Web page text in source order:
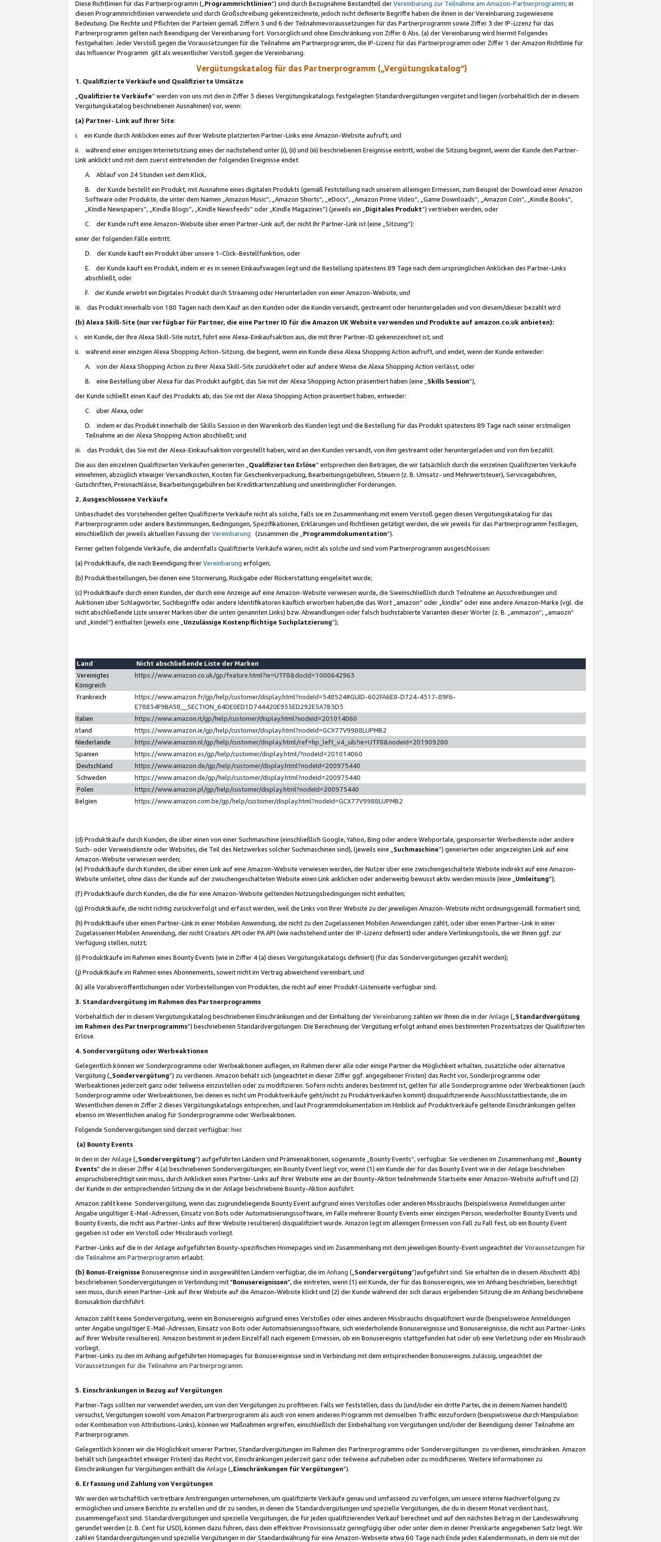
Diese Richtlinien für das Partnerprogramm („Programmrichtlinien“) sind durch Bezugnahme Bestandteil derVereinbarung zur Teilnahme am Amazon-Partnerprogramm; in
diesen Programmrichtlinien verwendete und durch Großschreibung gekennzeichnete, jedoch nicht definierte Begriffe haben die ihnen in der Vereinbarung zugewiesene
Bedeutung. Die Rechte und Pflichten der Parteien gemäß Ziffern 3 und 6 der Teilnahmevoraussetzungen für das Partnerprogramm sowie Ziffer 3 der IP-Lizenz für das
Partnerprogramm gelten nach Beendigung der Vereinbarung fort. Vorsorglich und ohne Einschränkung von Ziffer 6 Abs. (a) der Vereinbarung wird hiermit Folgendes
festgehalten: Jeder Verstoß gegen die Voraussetzungen für die Teilnahme am Partnerprogramm, die IP-Lizenz für das Partnerprogramm oder Ziffer 1 der Amazon Richtlinie für
das Influencer Programm gilt als wesentlicher Verstoß gegen die Vereinbarung.
Vergütungskatalog für das Partnerprogramm („Vergütungskatalog“)
1. Qualifizierte Verkäufe und Qualifizierte Umsätze
Qualifizierte Verkäufe“ werden von uns mit den in Ziffer 3 dieses Vergütungskatalogs festgelegten Standardvergütungen vergütet und liegen (vorbehaltlich der in diesem
Vergütungskatalog beschriebenen Ausnahmen) vor, wenn:
(a) Partner- Link auf Ihrer Site:
i. ein Kunde durch Anklicken eines auf Ihrer Website platzierten Partner-Links eine Amazon-Website aufruft; und
ii. während einer einzigen Internetsitzung eines der nachstehend unter (i), (ii) und (iii) beschriebenen Ereignisse eintritt, wobei die Sitzung beginnt, wenn der Kunde den Partner-
Link anklickt und mit dem zuerst eintretenden der folgenden Ereignisse endet:
A. Ablauf von 24 Stunden seit dem Klick,
B. der Kunde bestellt ein Produkt, mit Ausnahme eines digitalen Produkts (gemäß Feststellung nach unserem alleinigen Ermessen, zum Beispiel der Download einer Amazon
Software oder Produkte, die unter dem Namen „Amazon Music“, „Amazon Shorts“, „eDocs“, „Amazon Prime Video“, „Game Downloads“, „Amazon Coin“, „Kindle Books“,
„Kindle Newspapers“, „Kindle Blogs“, „Kindle Newsfeeds“ oder „Kindle Magazines“) (jeweils ein „ Digitales Produkt“) vertrieben werden, oder
C. der Kunde ruft eine Amazon-Website über einen Partner-Link auf, der nicht Ihr Partner-Link ist (eine „Sitzung“):
einer der folgenden Fälle eintritt:
D. der Kunde kauft ein Produkt über unsere 1-Click-Bestellfunktion, oder
E. der Kunde kauft ein Produkt, indem er es in seinen Einkaufswagen legt und die Bestellung spätestens 89 Tage nach dem ursprünglichen Anklicken des Partner-Links
abschließt, oder
F. der Kunde erwirbt ein Digitales Produkt durch Streaming oder Herunterladen von einer Amazon-Website; und
iii. das Produkt innerhalb von 180 Tagen nach dem Kauf an den Kunden oder die Kundin versandt, gestreamt oder heruntergeladen und von diesem/dieser bezahlt wird
(b) Alexa Skill-Site (nur verfügbar für Partner, die eine Partner ID für die Amazon UK Website verwenden und Produkte auf amazon.co.uk anbieten):
i. ein Kunde, der Ihre Alexa Skill-Site nutzt, führt eine Alexa-Einkaufsaktion aus, die mit Ihrer Partner-ID gekennzeichnet ist; und
ii. während einer einzigen Alexa Shopping Action-Sitzung, die beginnt, wenn ein Kunde diese Alexa Shopping Action aufruft, und endet, wenn der Kunde entweder:
A. von der Alexa Shopping Action zu Ihrer Alexa Skill-Site zurückkehrt oder auf andere Weise die Alexa Shopping Action verlässt, oder
B. eine Bestellung über Alexa für das Produkt aufgibt, das Sie mit der Alexa Shopping Action präsentiert haben (eine „ Skills Session“),
der Kunde schließt einen Kauf des Produkts ab, das Sie mit der Alexa Shopping Action präsentiert haben, entweder:
C. über Alexa, oder
D. indem er das Produkt innerhalb der Skills Session in den Warenkorb des Kunden legt und die Bestellung für das Produkt spätestens 89 Tage nach seiner erstmaligen
Teilnahme an der Alexa Shopping Action abschließt; und
iii. das Produkt, das Sie mit der Alexa-Einkaufsaktion vorgestellt haben, wird an den Kunden versandt, von ihm gestreamt oder heruntergeladen und von ihm bezahlt.
Die aus den einzelnen Qualifizierten Verkäufen generierten „ Qualifizierten Erlöse“ entsprechen den Beträgen, die wir tatsächlich durch die einzelnen Qualifizierten Verkäufe
einnehmen, abzüglich etwaiger Versandkosten, Kosten für Geschenkverpackung, Bearbeitungsgebühren, Steuern (z. B. Umsatz- und Mehrwertsteuer), Servicegebühren,
Gutschriften, Preisnachlässe, Bearbeitungsgebühren bei Kreditkartenzahlung und uneinbringlicher Forderungen.
2. Ausgeschlossene Verkäufe
Unbeschadet des Vorstehenden gelten Qualifizierte Verkäufe nicht als solche, falls sie im Zusammenhang mit einem Verstoß gegen diesen Vergütungskatalog für das
Partnerprogramm oder andere Bestimmungen, Bedingungen, Spezifikationen, Erklärungen und Richtlinien getätigt werden, die wir jeweils für das Partnerprogramm festlegen,
einschließlich der jeweils aktuellen Fassung derVereinbarung (zusammen die „ Programmdokumentation“).
Ferner gelten folgende Verkäufe, die andernfalls Qualifizierte Verkäufe wären, nicht als solche und sind vom Partnerprogramm ausgeschlossen:
(a) Produktkäufe, die nach Beendigung IhrerVereinbarung erfolgen;
(b) Produktbestellungen, bei denen eine Stornierung, Rückgabe oder Rückerstattung eingeleitet wurde;
(c) Produktkäufe durch einen Kunden, der durch eine Anzeige auf eine Amazon-Website verwiesen wurde, die Sieeinschließlich durch Teilnahme an Ausschreibungen und
Auktionen über Schlagwörter, Suchbegriffe oder andere Identifikatoren käuflich erworben haben,die das Wort „amazon“ oder „kindle“ oder eine andere Amazon-Marke (vgl. die
nicht abschließende Liste unserer Marken über die unten genannten Links) bzw. Abwandlungen oder falsch buchstabierte Varianten dieser Wörter (z. B. „ammazon“, „amaozn“
und „kindel“) enthalten (jeweils eine „ Unzulässige Kostenpflichtige Suchplatzierung”);
Land
Nicht abschließende Liste der Marken
Vereinigtes
Königreich
https://www.amazon.co.uk/gp/feature.html?ie=UTF8&docId=1000642963
Frankreich
https://www.amazon.fr/gp/help/customer/display.html?nodeId=548524#GUID-602FA6E8-D724-4317-89F6-
E78834F9BA58__SECTION_64DE0ED1D744420E933ED292E5A7B3D3
Italien
https://www.amazon.it/gp/help/customer/display.html?nodeId=201014060
Irland
https://www.amazon.ie/gp/help/customer/display.html?nodeId=GCX77V9988LUPMB2
Niederlande
https://www.amazon.nl/gp/help/customer/display.html/ref=hp_left_v4_sib?ie=UTF8&nodeId=201909280
Spanien
https://www.amazon.es/gp/help/customer/display.html/?nodeId=201014060
Deutschland
https://www.amazon.de/gp/help/customer/display.html?nodeId=200975440
Schweden
https://www.amazon.de/gp/help/customer/display.html?nodeId=200975440
Polen
https://www.amazon.pl/gp/help/customer/display.html?nodeId=200975440
Belgien
https://www.amazon.com.be/gp/help/customer/display.html?nodeId=GCX77V9988LUPMB2
(d) Produktkäufe durch Kunden, die über einen von einer Suchmaschine (einschließlich Google, Yahoo, Bing oder andere Webportale, gesponserter Werbedienste oder andere
Such- oder Verweisdienste oder Websites, die Teil des Netzwerkes solcher Suchmaschinen sind), (jeweils eine „ Suchmaschine“) generierten oder angezeigten Link auf eine
Amazon-Website verwiesen werden;
(e) Produktkäufe durch Kunden, die über einen Link auf eine Amazon-Website verwiesen werden, der Nutzer über eine zwischengeschaltete Website indirekt auf eine Amazon-
Website umleitet, ohne dass der Kunde auf der zwischengeschalteten Website einen Link anklicken oder anderweitig bewusst aktiv werden müsste (eine „ Umleitung“);
(f) Produktkäufe durch Kunden, die die für eine Amazon-Website geltenden Nutzungsbedingungen nicht einhalten;
(g) Produktkäufe, die nicht richtig zurückverfolgt und erfasst werden, weil die Links von Ihrer Website zu der jeweiligen Amazon-Website nicht ordnungsgemäß formatiert sind;
(h) Produktkäufe über einen Partner-Link in einer Mobilen Anwendung, die nicht zu den Zugelassenen Mobilen Anwendungen zählt, oder über einen Partner-Link in einer
Zugelassenen Mobilen Anwendung, der nicht Creators API oder PA API (wie nachstehend unter der IP-Lizenz definiert) oder andere Verlinkungstools, die wir Ihnen ggf. zur
Verfügung stellen, nutzt;
(i) Produktkäufe im Rahmen eines Bounty Events (wie in Ziffer 4 (a) dieses Vergütungskatalogs definiert) (für das Sondervergütungen gezahlt werden);
(j) Produktkäufe im Rahmen eines Abonnements, soweit nicht im Vertrag abweichend vereinbart, und
(k) alle Vorabveröffentlichungen oder Vorbestellungen von Produkten, die nicht auf einer Produkt-Listenseite verfügbar sind.
3. Standardvergütung im Rahmen des Partnerprogramms
Vorbehaltlich der in diesem Vergütungskatalog beschriebenen Einschränkungen und der Einhaltung derVereinbarung zahlen wir Ihnen die in derAnlage („ Standardvergütung
im Rahmen des Partnerprogramms“) beschriebenen Standardvergütungen. Die Berechnung der Vergütung erfolgt anhand eines bestimmten Prozentsatzes der Qualifizierten
Erlöse.
4. Sondervergütung oder Werbeaktionen
Gelegentlich können wir Sonderprogramme oder Werbeaktionen auflegen, im Rahmen derer alle oder einige Partner die Möglichkeit erhalten, zusätzliche oder alternative
Vergütung („ Sondervergütung”) zu verdienen. Amazon behält sich (ungeachtet in dieser Ziffer ggf. angegebener Fristen) das Recht vor, Sonderprogramme oder
Werbeaktionen jederzeit ganz oder teilweise einzustellen oder zu modifizieren. Sofern nichts anderes bestimmt ist, gelten für alle Sonderprogramme oder Werbeaktionen (auch
Sonderprogramme oder Werbeaktionen, bei denen es nicht um Produktverkäufe geht/nicht zu Produktverkäufen kommt) disqualifizierende Ausschlusstatbestände, die im
Wesentlichen denen in Ziffer 2 dieses Vergütungskatalogs entsprechen, und laut Programmdokumentation im Hinblick auf Produktverkäufe geltende Einschränkungen gelten
ebenso im Wesentlichen analog für Sonderprogramme oder Werbeaktionen.
Folgende Sondervergütungen sind derzeit verfügbar: hier.
(a) Bounty Events
In den in derAnlage („ Sondervergütung“) aufgeführten Ländern sind Prämienaktionen, sogenannte „Bounty Events“, verfügbar. Sie verdienen im Zusammenhang mit „ Bounty
Events“ die in dieser Ziffer 4 (a) beschriebenen Sondervergütungen; ein Bounty Event liegt vor, wenn (1) ein Kunde der für das Bounty Event wie in der Anlage beschrieben
anspruchsberechtigt sein muss, durch Anklicken eines Partner-Links auf Ihrer Website eine an der Bounty-Aktion teilnehmende Startseite einer Amazon-Website aufruft und (2)
der Kunde in der entsprechenden Sitzung die in der Anlage beschriebene Bounty-Aktion ausführt.
Amazon zahlt keine Sondervergütung, wenn das zugrundeliegende Bounty Event aufgrund eines Verstoßes oder anderen Missbrauchs (beispielsweise Anmeldungen unter
Angabe ungültiger E-Mail-Adressen, Einsatz von Bots oder Automatisierungssoftware, im Falle mehrerer Bounty Events einer einzigen Person, wiederholter Bounty Events und
Bounty Events, die nicht aus Partner-Links auf Ihrer Website resultieren) disqualifiziert wurde. Amazon legt im alleinigen Ermessen von Fall zu Fall fest, ob ein Bounty Event
gegeben ist oder ein Verstoß oder Missbrauch vorliegt.
Partner-Links auf die in der Anlage aufgeführten Bounty-spezifischen Homepages sind im Zusammenhang mit dem jeweiligen Bounty-Event ungeachtet derVoraussetzungen für
die Teilnahme am Partnerprogramm erlaubt.
(b) Bonus-Ereignisse Bonusereignisse sind in ausgewählten Ländern verfügbar, die im Anhang („ Sondervergütung“)aufgeführt sind. Sie erhalten die in diesem Abschnitt 4(b)
beschriebenen Sondervergütungen in Verbindung mit "Bonusereignissen", die eintreten, wenn (1) ein Kunde, der für das Bonusereignis, wie im Anhang beschrieben, berechtigt
sein muss, durch einen Partner-Link auf Ihrer Website auf die Amazon-Website klickt und (2) der Kunde während der sich daraus ergebenden Sitzung die im Anhang beschriebene
Bonusaktion durchführt.
Amazon zahlt keine Sondervergütung, wenn ein Bonusereignis aufgrund eines Verstoßes oder eines anderen Missbrauchs disqualifiziert wurde (beispielsweise Anmeldungen
unter Angabe ungültiger E-Mail-Adressen, Einsatz von Bots oder Automatisierungssoftware, sich wiederholende Bonusereignisse und Bonusereignisse, die nicht aus Partner-Links
auf Ihrer Website resultieren). Amazon bestimmt in jedem Einzelfall nach eigenem Ermessen, ob ein Bonusereignis stattgefunden hat oder ob eine Verletzung oder ein Missbrauch
vorliegt.
Partner-Links zu den im Anhang aufgeführten Homepages für Bonusereignisse sind in Verbindung mit dem entsprechenden Bonusereignis zulässig, ungeachtet der
Voraussetzungen für die Teilnahme am Partnerprogramm.
5. Einschränkungen in Bezug auf Vergütungen
Partner-Tags sollten nur verwendet werden, um von den Vergütungen zu profitieren. Falls wir feststellen, dass du (und/oder ein dritte Partei, die in deinem Namen handelt)
versuchst, Vergütungen sowohl vom Amazon Partnerprogramm als auch von einem anderen Programm mit demselben Traffic einzufordern (beispielsweise durch Manipulation
oder Kombination von Attributions-Links), können wir Maßnahmen ergreifen, einschließlich der Einbehaltung von Vergütungen und/oder der Beendigung deiner Teilnahme am
Partnerprogramm.
Gelegentlich können wir die Möglichkeit unserer Partner, Standardvergütungen im Rahmen des Partnerprogramms oder Sondervergütungen zu verdienen, einschränken. Amazon
behält sich (ungeachtet etwaiger Fristen) das Recht vor, Einschränkungen jederzeit ganz oder teilweise aufzuheben oder zu modifizieren. Weitere Informationen zu
Einschränkungen für Vergütungen enthält die Anlage („ Einschränkungen für Vergütungen“).
6. Erfassung und Zahlung von Vergütungen
Wir werden wirtschaftlich vertretbare Anstrengungen unternehmen, um qualifizierte Verkäufe genau und umfassend zu verfolgen, um unsere interne Nachverfolgung zu
ermöglichen und unsere Berichte zu erstellen und dir zu senden, in denen die Standardvergütungen und spezielle Vergütungen, die du in diesem Monat verdient hast,
zusammengefasst sind. Standardvergütungen und spezielle Vergütungen, die für jeden qualifizierenden Verkauf berechnet und auf den nächsten Betrag in der Landeswährung
gerundet werden (z. B. Cent für USD), können dazu führen, dass dein effektiver Provisionssatz geringfügig über oder unter dem in deiner Preiskarte angegebenen Satz liegt. Wir
zahlen Standardvergütungen und spezielle Vergütungen in der Standardwährung für eine Amazon-Webseite etwa 60 Tage nach Ende jedes Kalendermonats, in dem sie mit der